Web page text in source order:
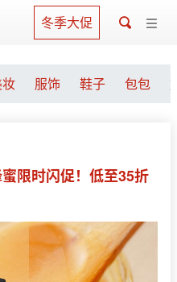
冬季大促
服饰 鞋子 包包
限时闪促！低至35折